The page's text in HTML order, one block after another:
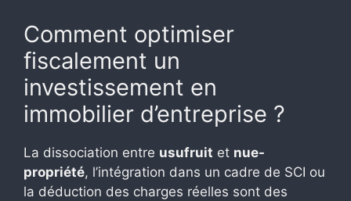
Comment optimiser
fiscalement un
investissement en
immobilier d’entreprise ?
La dissociation entre usufruit et nue-
propriété, l’intégration dans un cadre de SCI ou
la déduction des charges réelles sont des